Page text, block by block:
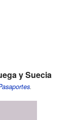
y Suecia
.